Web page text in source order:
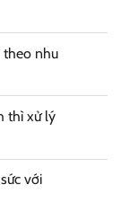
theo nhu
thì xử lý
với